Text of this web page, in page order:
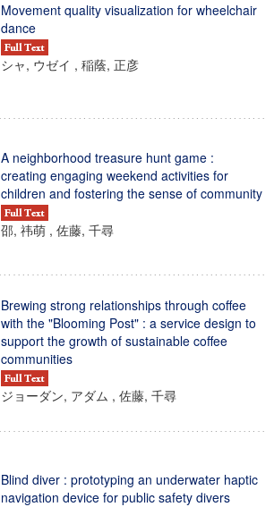
Movement quality visualization for wheelchair
dance
シャ, ウゼイ , 稲蔭, 正彦
A neighborhood treasure hunt game :
creating engaging weekend activities for
children and fostering the sense of community
邵, 祎萌 , 佐藤, 千尋
Brewing strong relationships through coffee
with the "Blooming Post" : a service design to
support the growth of sustainable coffee
communities
ジョーダン, アダム , 佐藤, 千尋
Blind diver : prototyping an underwater haptic
navigation device for public safety divers